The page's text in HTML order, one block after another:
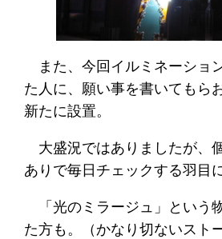
また、今回イルミネーショ
た人に、願い事を書いてもら
新たに設置。
大盛況ではありましたが、
ありで毎日チェックする羽目に
「光のミラージュ」という
た方も。（かなり切ないスト